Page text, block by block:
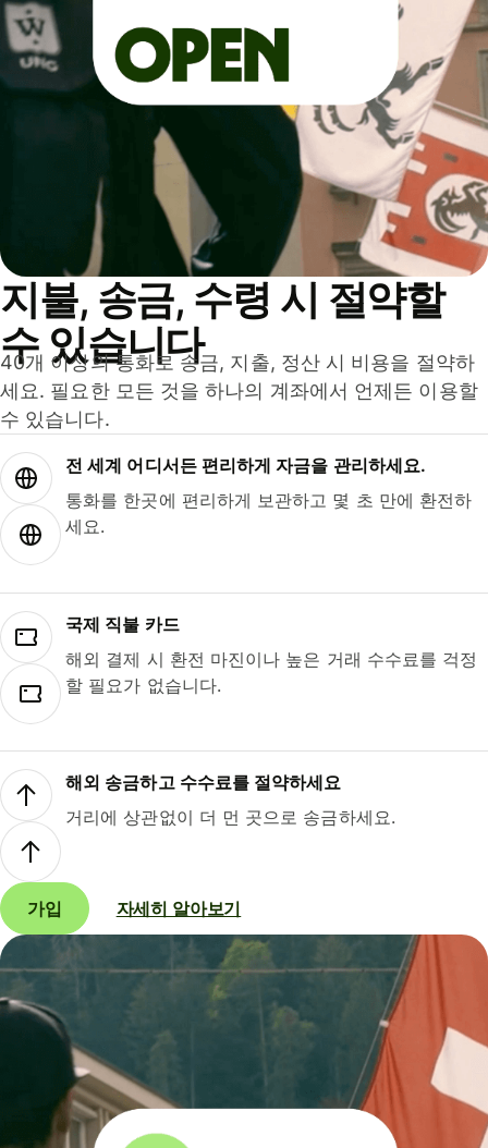
지불, 송금, 수령 시 절약할
수 있습니다
40개 이상의 통화로 송금, 지출, 정산 시 비용을 절약하
세요. 필요한 모든 것을 하나의 계좌에서 언제든 이용할
수 있습니다.
전 세계 어디서든 편리하게 자금을 관리하세요.
통화를 한곳에 편리하게 보관하고 몇 초 만에 환전하
세요.
국제 직불 카드
해외 결제 시 환전 마진이나 높은 거래 수수료를 걱정
할 필요가 없습니다.
해외 송금하고 수수료를 절약하세요
거리에 상관없이 더 먼 곳으로 송금하세요.
가입 자세히 알아보기